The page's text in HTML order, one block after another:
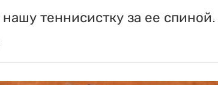
теннисистку за ее спиной.